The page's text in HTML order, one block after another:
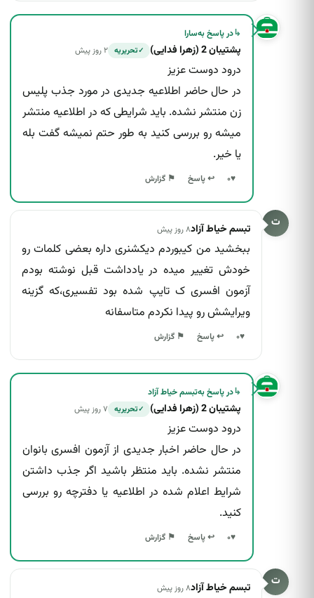
↳در پاسخ بهسارا
پشتیبان 2 (زهرا فدایی) ✓تحریریه ۲ روز پیش
درود دوست عزیز
در حال حاضر اطلاعیه جدیدی در مورد جذب پلیس
زن منتشر نشده. باید شرایطی که در اطلاعیه منتشر
میشه رو بررسی کنید به طور حتم نمیشه گفت بله
یا خیر.
♥۰ ↩ پاسخ ⚑ گزارش
ت تبسم خیاط آزاد۸ روز پیش
ببخشید من کیبوردم دیکشنری داره بعضی کلمات رو
خودش تغییر میده در یادداشت قبل نوشته بودم
آزمون افسری ک تایپ شده بود تفسیری،که گزینه
ویرایشش رو پیدا نکردم متاسفانه
♥۰ ↩ پاسخ ⚑ گزارش
↳در پاسخ بهتبسم خیاط آزاد
پشتیبان 2 (زهرا فدایی) ✓تحریریه ۷ روز پیش
درود دوست عزیز
در حال حاضر اخبار جدیدی از آزمون افسری بانوان
منتشر نشده. باید منتظر باشید اگر جذب داشتن
شرایط اعلام شده در اطلاعیه یا دفترچه رو بررسی
کنید.
♥۰ ↩ پاسخ ⚑ گزارش
ت تبسم خیاط آزاد۸ روز پیش
موارد دیگر
نام و ایمیلم را به خاطر بسپار